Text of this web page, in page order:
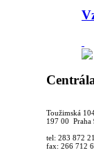
Toužimská
197 00 Praha
tel: 283 872
fax: 266 712